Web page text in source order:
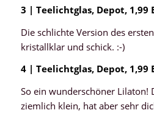
3 | Teelichtglas, Depot, 1,99
Die schlichte Version des
kristallklar und schick. :-)
4 | Teelichtglas, Depot, 1,99
So ein wunderschöner Lilaton!
ziemlich klein, hat aber sehr